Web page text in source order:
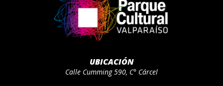
UBICACIÓN
Calle Cumming 590, C° Cárcel